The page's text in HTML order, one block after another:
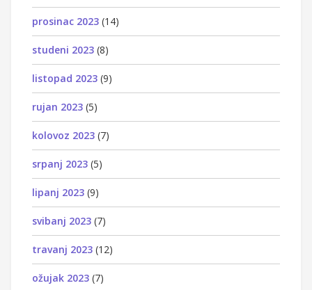
prosinac 2023 (14)
studeni 2023 (8)
listopad 2023 (9)
rujan 2023 (5)
kolovoz 2023 (7)
srpanj 2023 (5)
lipanj 2023 (9)
svibanj 2023 (7)
travanj 2023 (12)
ožujak 2023 (7)